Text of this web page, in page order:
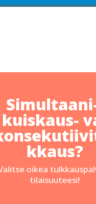
kuiskaus-
kkaus?
oikea
tilaisuuteesi!